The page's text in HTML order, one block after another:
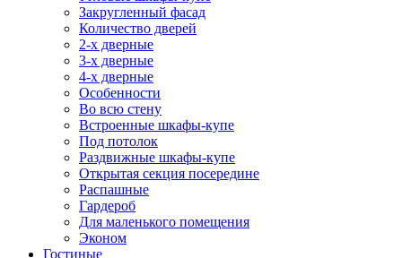
Закругленный фасад
Количество дверей
2-х дверные
3-х дверные
4-х дверные
Особенности
Во всю стену
Встроенные шкафы-купе
Под потолок
Раздвижные шкафы-купе
Открытая секция посередине
Распашные
Гардероб
Для маленького помещения
Эконом
Гостиные